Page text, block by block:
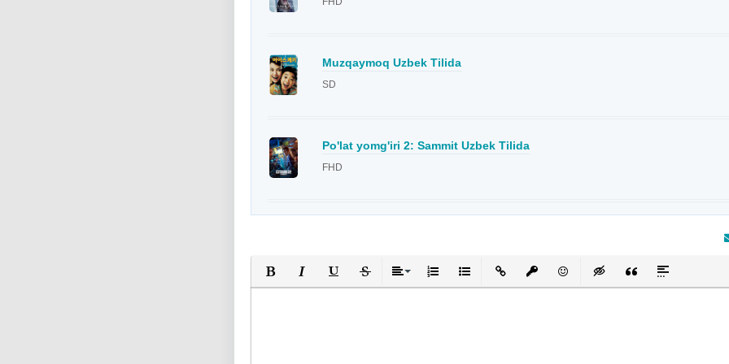
Muzqaymoq Uzbek Tilida
SD
Po'lat yomg'iri 2: Sammit Uzbek Tilida
FHD
Полужирный
КурсивПодчеркнутый
ЗачеркнутыйВыравнивание
Нумерованный список
Маркированный список
Вставить ссылку
Вставить защищенную ссылку
Вставить смайлик
Вставка скрытого текста
Вставка цитаты
Вставка